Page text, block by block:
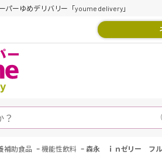
パーゆめデリバリー「youme delivery」
補助食品 -機能性飲料 -森永 ｉｎゼリー フ